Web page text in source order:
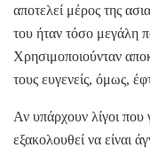
αποτελεί μέρος της
του ήταν τόσο μεγάλη
Χρησιμοποιούνταν
τους ευγενείς, όμως,
Αν υπάρχουν λίγοι που
εξακολουθεί να είναι